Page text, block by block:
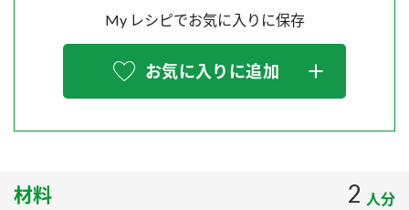
炊き込みご飯の素 米飯用調味液
スペシャルサイト
お酢を知ろう！
ぽん酢サワー
MIM（ミツカンミュージアム）
各部門が大切にしていること
販売終了製品のご案内
よくあるご質問
地図から取り扱い店舗を探す
My レシピでお気に入りに保存
お気に入りに追加
材料 2 人分